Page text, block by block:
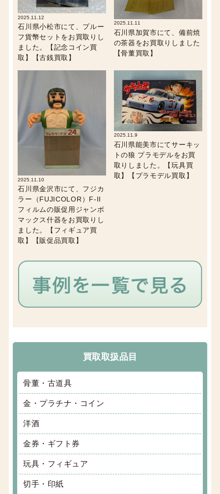
2025.11.12
石川県小松市にて、プルー
フ貨幣セットをお買取りし
ました。【記念コイン買
取】【古銭買取】
2025.11.11
石川県加賀市にて、備前焼
の茶器をお買取りしました
【骨董買取】
2025.11.10
石川県金沢市にて、フジカ
ラー（FUJICOLOR）F-II
フィルムの販促用ジャンボ
マックス什器をお買取りし
ました。【フィギュア買
取】【販促品買取】
2025.11.9
石川県能美市にてサーキッ
トの狼 プラモデルをお買
取りしました。【玩具買
取】【プラモデル買取】
買取取扱品目
骨董・古道具
金・プラチナ・コイン
洋酒
金券・ギフト券
玩具・フィギュア
切手・印紙